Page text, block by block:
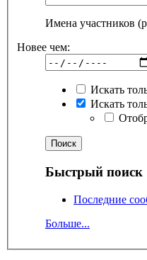
Имена участников
Новее чем:
Искать
Искать
Быстрый поиск
Последние
Больше...